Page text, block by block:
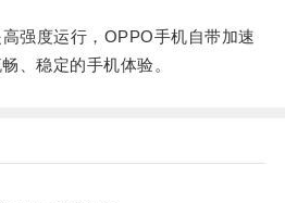
度运行，OPPO手机自带加速
、稳定的手机体验。